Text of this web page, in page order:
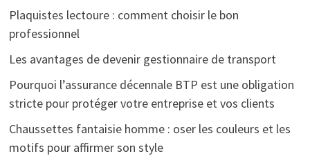
Plaquistes lectoure : comment choisir le bon
professionnel
Les avantages de devenir gestionnaire de transport
Pourquoi l’assurance décennale BTP est une obligation
stricte pour protéger votre entreprise et vos clients
Chaussettes fantaisie homme : oser les couleurs et les
motifs pour affirmer son style